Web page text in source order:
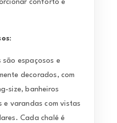
conforto e
:
são espaçosos e
decorados, com
size, banheiros
e varandas com vistas
Cada chalé é